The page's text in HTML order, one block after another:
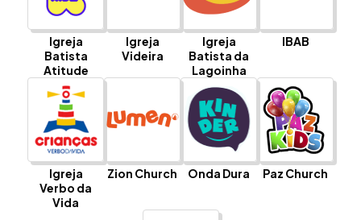
Igreja
Batista
Atitude
Igreja
Videira
Igreja
Batista da
Lagoinha
IBAB
Igreja
Verbo da
Vida
Zion Church Onda Dura Paz Church